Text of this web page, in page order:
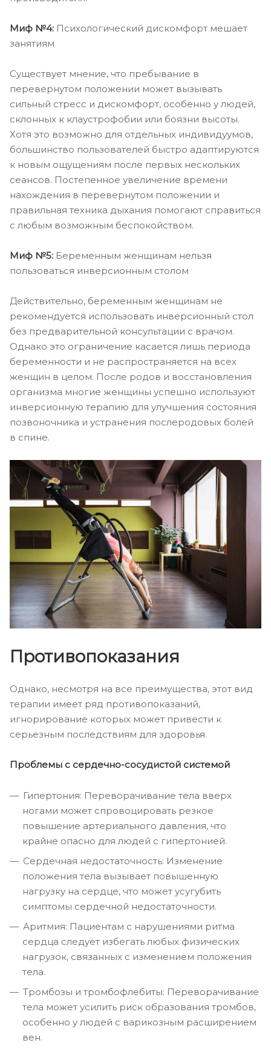
Миф №4: Психологический дискомфорт мешает
занятиям
Существует мнение, что пребывание в
перевернутом положении может вызывать
сильный стресс и дискомфорт, особенно у людей,
склонных к клаустрофобии или боязни высоты.
Хотя это возможно для отдельных индивидуумов,
большинство пользователей быстро адаптируются
к новым ощущениям после первых нескольких
сеансов. Постепенное увеличение времени
нахождения в перевернутом положении и
правильная техника дыхания помогают справиться
с любым возможным беспокойством.
Миф №5: Беременным женщинам нельзя
пользоваться инверсионным столом
Действительно, беременным женщинам не
рекомендуется использовать инверсионный стол
без предварительной консультации с врачом.
Однако это ограничение касается лишь периода
беременности и не распространяется на всех
женщин в целом. После родов и восстановления
организма многие женщины успешно используют
инверсионную терапию для улучшения состояния
позвоночника и устранения послеродовых болей
в спине.
Противопоказания
Однако, несмотря на все преимущества, этот вид
терапии имеет ряд противопоказаний,
игнорирование которых может привести к
серьезным последствиям для здоровья.
Проблемы с сердечно-сосудистой системой
Гипертония: Переворачивание тела вверх
ногами может спровоцировать резкое
повышение артериального давления, что
крайне опасно для людей с гипертонией.
Сердечная недостаточность: Изменение
положения тела вызывает повышенную
нагрузку на сердце, что может усугубить
симптомы сердечной недостаточности.
Аритмия: Пациентам с нарушениями ритма
сердца следует избегать любых физических
нагрузок, связанных с изменением положения
тела.
Тромбозы и тромбофлебиты: Переворачивание
тела может усилить риск образования тромбов,
особенно у людей с варикозным расширением
вен.